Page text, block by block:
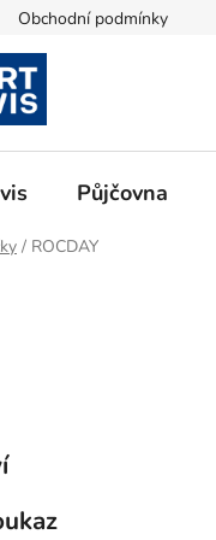
Obchodní podmínky
Půjčovna
/ ROCDAY